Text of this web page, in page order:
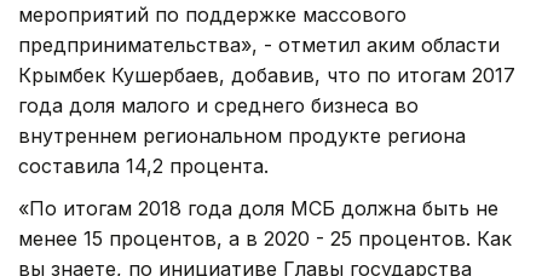
мероприятий по поддержке массового
предпринимательства», - отметил аким области
Крымбек Кушербаев, добавив, что по итогам 2017
года доля малого и среднего бизнеса во
внутреннем региональном продукте региона
составила 14,2 процента.
«По итогам 2018 года доля МСБ должна быть не
менее 15 процентов, а в 2020 - 25 процентов. Как
вы знаете, по инициативе Главы государства